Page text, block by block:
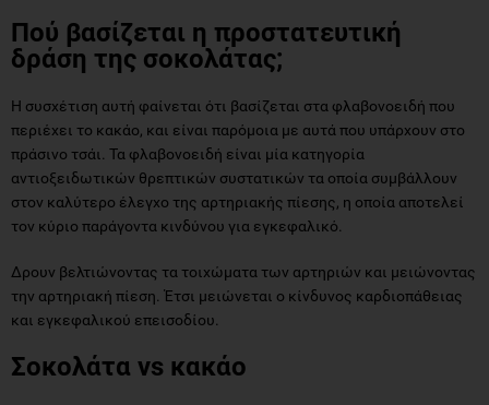
Πού βασίζεται η προστατευτική
δράση της σοκολάτας;
Η συσχέτιση αυτή φαίνεται ότι βασίζεται στα φλαβονοειδή που
περιέχει το κακάο, και είναι παρόμοια με αυτά που υπάρχουν στο
πράσινο τσάι. Τα φλαβονοειδή είναι μία κατηγορία
αντιοξειδωτικών θρεπτικών συστατικών τα οποία συμβάλλουν
στον καλύτερο έλεγχο της αρτηριακής πίεσης, η οποία αποτελεί
τον κύριο παράγοντα κινδύνου για εγκεφαλικό.
Δρουν βελτιώνοντας τα τοιχώματα των αρτηριών και μειώνοντας
την αρτηριακή πίεση. Έτσι μειώνεται ο κίνδυνος καρδιοπάθειας
και εγκεφαλικού επεισοδίου.
Σοκολάτα vs κακάο